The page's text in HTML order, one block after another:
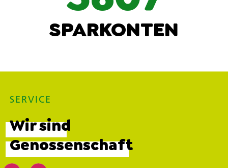
SPARKONTEN
SERVICE
Wir sind
Genossenschaft